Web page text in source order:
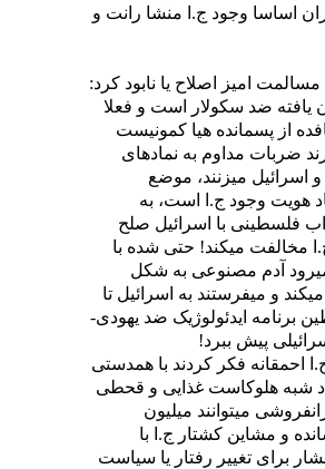
اساسا وجود ج.ا منشا رانت و
امیز اصلاح یا نابود کرد:
یافته ضد سکولار است و فعلا
از پسمانده هیا کمونیست
ضربات مداوم به نمادهای
اسرائیل میزنند، موضع
هویت وجود ج.ا است، به
فلسطینی با اسرائیل صلح
مخالفت میکند! حتی شده با
میرود آدم مصنوعی به شکل
و میفرستند به اسرائیل تا
برنامه ایدئولوژیک ضد یهودی-
پیش ببرد!
احمقانه فکر کردند با همدستی
شبه هلوکاست غذایی و قحطی
میتوانند میلیون
و مشاین کشتار ج.ا با
برای تغییر رفتار یا سیاست